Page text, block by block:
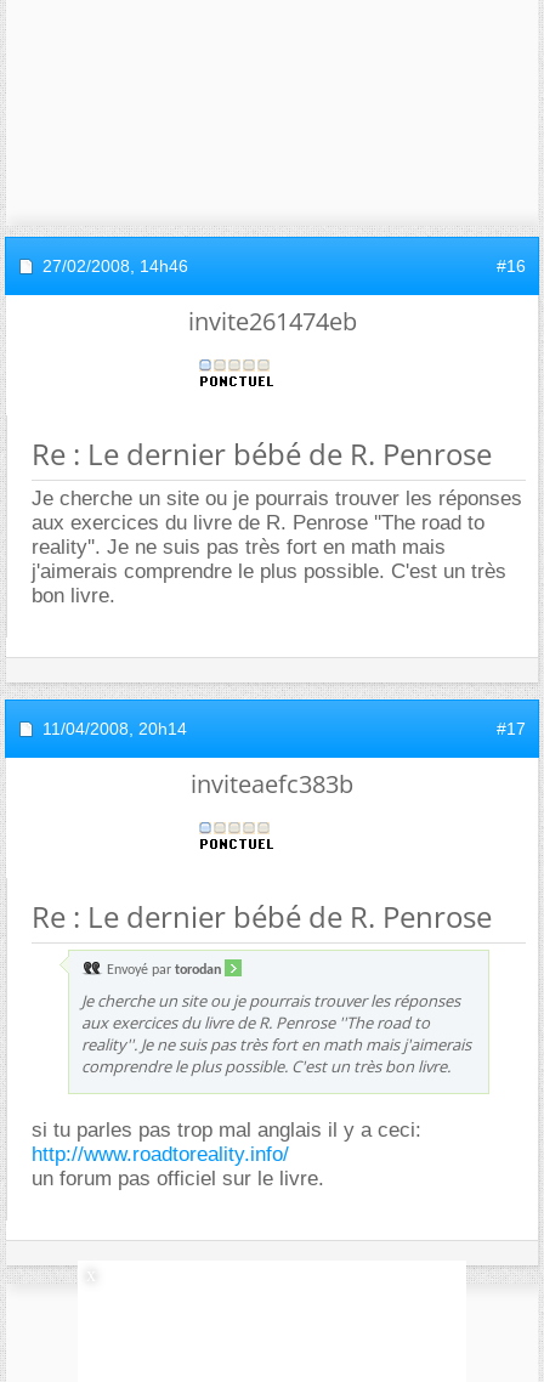
27/02/2008, 14h46 #16
invite261474eb
Re : Le dernier bébé de R. Penrose
Je cherche un site ou je pourrais trouver les réponses
aux exercices du livre de R. Penrose ''The road to
reality''. Je ne suis pas très fort en math mais
j'aimerais comprendre le plus possible. C'est un très
bon livre.
11/04/2008, 20h14 #17
inviteaefc383b
Re : Le dernier bébé de R. Penrose
Envoyé par torodan
Je cherche un site ou je pourrais trouver les réponses
aux exercices du livre de R. Penrose ''The road to
reality''. Je ne suis pas très fort en math mais j'aimerais
comprendre le plus possible. C'est un très bon livre.
si tu parles pas trop mal anglais il y a ceci:
http://www.roadtoreality.info/
un forum pas officiel sur le livre.